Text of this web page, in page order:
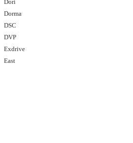
Dori
Dorma
DSC
DVP
Eхdrive
East